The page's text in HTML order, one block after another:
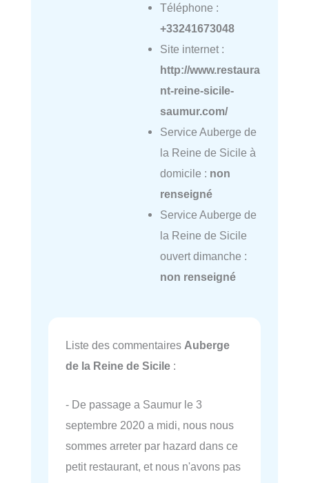
Téléphone :
+33241673048
Site internet :
http://www.restaura
nt-reine-sicile-
saumur.com/
Service Auberge de
la Reine de Sicile à
domicile : non
renseigné
Service Auberge de
la Reine de Sicile
ouvert dimanche :
non renseigné
Liste des commentaires Auberge
de la Reine de Sicile :
- De passage a Saumur le 3
septembre 2020 a midi, nous nous
sommes arreter par hazard dans ce
petit restaurant, et nous n'avons pas